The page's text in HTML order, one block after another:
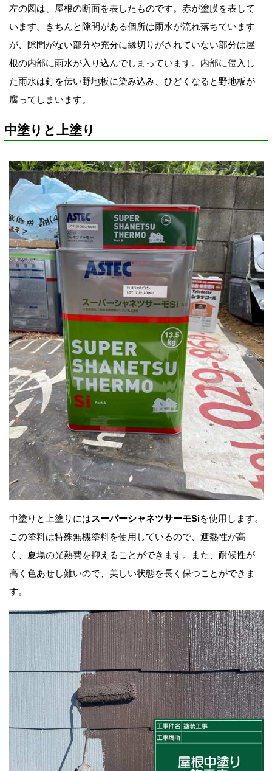
左の図は、屋根の断面を表したものです。 赤が塗膜を表して
います。きちんと隙間がある個所は雨水が流れ落ちています
が、隙間がない部分や充分に縁切りがされていない部分は屋
根の内部に雨水が入り込んでしまっています。内部に侵入し
た雨水は釘を伝い野地板に染み込み、ひどくなると野地板が
腐ってしまいます。
中塗りと上塗り
中塗りと上塗りにはスーパーシャネツサーモSiを使用します。
この塗料は特殊無機塗料を使用しているので、 遮熱性が高
く、夏場の光熱費を抑えることができます。また、 耐候性が
高く色あせし難いので、美しい状態を長く保つことができま
す。